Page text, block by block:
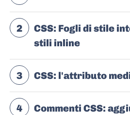
2
CSS: Fogli di stile
stili inline
3 CSS: l'attributo
4
Commenti CSS: